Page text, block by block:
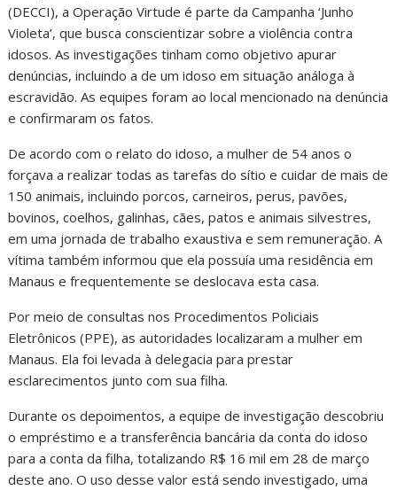
(DECCI), a Operação Virtude é parte da Campanha ‘Junho
Violeta’, que busca conscientizar sobre a violência contra
idosos. As investigações tinham como objetivo apurar
denúncias, incluindo a de um idoso em situação análoga à
escravidão. As equipes foram ao local mencionado na denúncia
e confirmaram os fatos.
De acordo com o relato do idoso, a mulher de 54 anos o
forçava a realizar todas as tarefas do sítio e cuidar de mais de
150 animais, incluindo porcos, carneiros, perus, pavões,
bovinos, coelhos, galinhas, cães, patos e animais silvestres,
em uma jornada de trabalho exaustiva e sem remuneração. A
vítima também informou que ela possuía uma residência em
Manaus e frequentemente se deslocava esta casa.
Por meio de consultas nos Procedimentos Policiais
Eletrônicos (PPE), as autoridades localizaram a mulher em
Manaus. Ela foi levada à delegacia para prestar
esclarecimentos junto com sua filha.
Durante os depoimentos, a equipe de investigação descobriu
o empréstimo e a transferência bancária da conta do idoso
para a conta da filha, totalizando R$ 16 mil em 28 de março
deste ano. O uso desse valor está sendo investigado, uma